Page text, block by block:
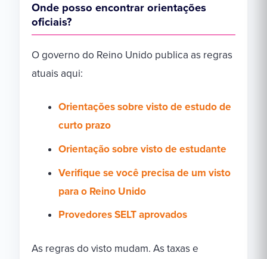
Onde posso encontrar orientações
oficiais?
O governo do Reino Unido publica as regras
atuais aqui:
Orientações sobre visto de estudo de
curto prazo
Orientação sobre visto de estudante
Verifique se você precisa de um visto
para o Reino Unido
Provedores SELT aprovados
As regras do visto mudam. As taxas e